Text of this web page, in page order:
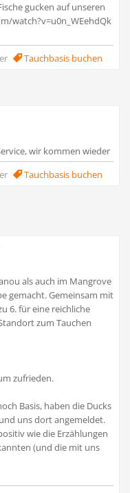
gucken auf unseren
watch?v=u0n_WEehdQk
Tauchbasis buchen
wir kommen wieder
Tauchbasis buchen
als auch im Mangrove
gemacht. Gemeinsam mit
6. für eine reichliche
zum Tauchen
zufrieden.
Basis, haben die Ducks
uns dort angemeldet.
wie die Erzählungen
(und die mit uns